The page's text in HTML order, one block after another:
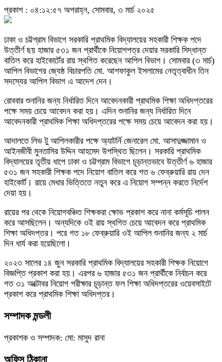
প্রকাশ : ০৪:১২:৫৭ অপরাহ্ন, সোমবার, ৩ মার্চ ২০২৫
ঢাকা ও চট্টগ্রাম বিভাগে সরকারি প্রাথমিক বিদ্যালয়ের সহকারী শিক্ষক পদে
উত্তীর্ণ ছয় হাজার ৫৩১ জন প্রার্থীকে নিয়োগপত্র দেয়ার সরকারি সিদ্ধান্ত
বাতিল করে হাইকোর্টের রায় স্থগিত করেছেন আপিল বিভাগ। সোমবার (৩ মার্চ)
আপিল বিভাগের জ্যেষ্ঠ বিচারপতি মো. আশফাকুল ইসলামের নেতৃত্বাধীন তিন
সদস্যের আপিল বিভাগ এ আদেশ দেন।
রোববার শুনানির জন্য নির্ধারিত দিনে আবেদনকারী প্রাথমিক শিক্ষা অধিদপ্তরের
পক্ষে সময় চেয়ে আবেদন করা হয়। এদিন শুনানির জন্য নির্ধারিত দিনে
আবেদনকারী প্রাথমিক শিক্ষা অধিদপ্তরের পক্ষে সময় চেয়ে আবেদন করা হয়।
আদালতে লিভ টু আপিলকারীর পক্ষে অ্যাটর্নি জেনারেল মো. আসাদুজ্জামান ও
আইনজীবী মুনতাসির উদ্দিন আহমেদ উপস্থিত ছিলেন। সরকারি প্রাথমিক
বিদ্যালয়ের তৃতীয় ধাপে ঢাকা ও চট্টগ্রাম বিভাগে চূড়ান্তভাবে উত্তীর্ণ ৬ হাজার
৫৩১ জন সহকারী শিক্ষক পদে নিয়োগ বাতিল করে গত ৬ ফেব্রুয়ারি রায় দেন
হাইকোর্ট। রায়ে মেধার ভিত্তিতে নতুন করে এ নিয়োগ সম্পন্ন করতে নির্দেশ
দেয়া হয়।
রায়ের পর থেকে নিয়োগবঞ্চিত শিক্ষকরা ক্ষোভ প্রকাশ করে নানা কর্মসূচি পালন
করে আসছিলেন। অন্যদিকে ওই রায় স্থগিত চেয়ে আবেদন করে প্রাথমিক
শিক্ষা অধিদপ্তর। পরে গত ১৮ ফেব্রুয়ারি ওই আপিল শুনানির জন্য ২ মার্চ
দিন ধার্য করা হয়েছিলো।
২০২৩ সালের ১৪ জুন সরকারি প্রাথমিক বিদ্যালয়ের সহকারী শিক্ষক নিয়োগে
বিজ্ঞপ্তি প্রকাশ করা হয়। এরপর ৬ হাজার ৫৩১ জন প্রার্থীকে নির্বাচন করে
গত ৩১ অক্টোবর নিয়োগ পরীক্ষার চূড়ান্ত ফল শিক্ষা অধিদপ্তরের ওয়েবসাইটে
প্রকাশ করে প্রাথমিক শিক্ষা অধিদপ্তর।
সম্পাদক মন্ডলী
প্রকাশক ও সম্পাদক: মো: মাসুদ রানা